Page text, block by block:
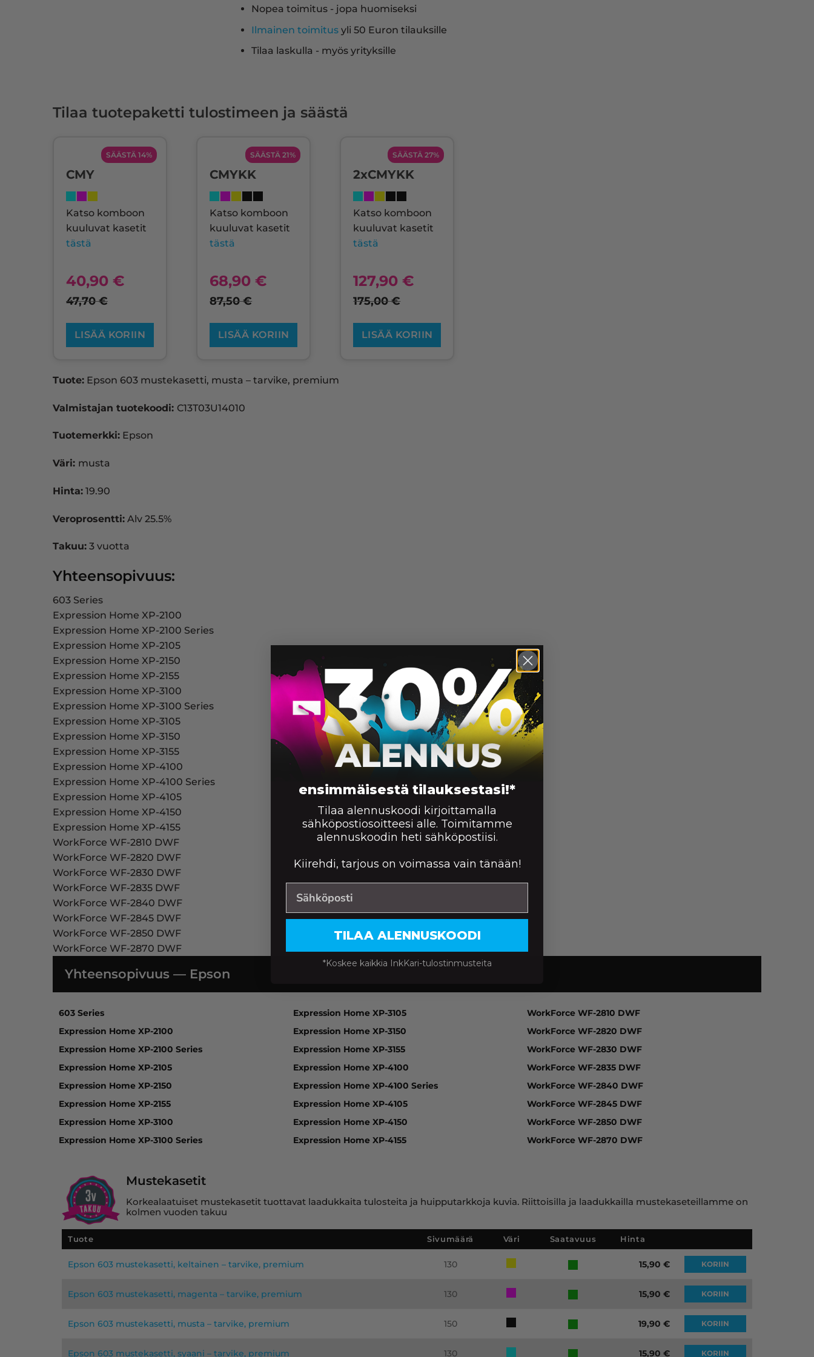
Nopea toimitus - jopa huomiseksi
Ilmainen toimitus yli 50 Euron tilauksille
Tilaa laskulla - myös yrityksille
Tilaa tuotepaketti tulostimeen ja säästä
SÄÄSTÄ 14%
CMY
Katso komboon
kuuluvat kasetit
tästä
40,90 €
47,70€
LISÄÄ KORIIN
SÄÄSTÄ 21%
CMYKK
Katso komboon
kuuluvat kasetit
tästä
68,90€
87,50€
LISÄÄ KORIIN
SÄÄSTÄ 27%
2xCMYKK
Katso komboon
kuuluvat kasetit
tästä
127,90€
175,00€
LISÄÄ KORIIN
Tuote: Epson 603 mustekasetti, musta – tarvike, premium
Valmistajan tuotekoodi: C13T03U14010
Tuotemerkki: Epson
Väri: musta
Hinta: 19.90
Veroprosentti: Alv 25.5%
Takuu: 3 vuotta
Yhteensopivuus:
603 Series
Expression Home XP-2100
Expression Home XP-2100 Series
Expression Home XP-2105
Expression Home XP-2150
Expression Home XP-2155
Expression Home XP-3100
Expression Home XP-3100 Series
Expression Home XP-3105
Expression Home XP-3150
Expression Home XP-3155
Expression Home XP-4100
Expression Home XP-4100 Series
Expression Home XP-4105
Expression Home XP-4150
Expression Home XP-4155
WorkForce WF-2810 DWF
WorkForce WF-2820 DWF
WorkForce WF-2830 DWF
WorkForce WF-2835 DWF
WorkForce WF-2840 DWF
WorkForce WF-2845 DWF
WorkForce WF-2850 DWF
WorkForce WF-2870 DWF
Yhteensopivuus — Epson
603 Series
Expression Home XP-2100
Expression Home XP-2100 Series
Expression Home XP-2105
Expression Home XP-2150
Expression Home XP-2155
Expression Home XP-3100
Expression Home XP-3100 Series
Expression Home XP-3105
Expression Home XP-3150
Expression Home XP-3155
Expression Home XP-4100
Expression Home XP-4100 Series
Expression Home XP-4105
Expression Home XP-4150
Expression Home XP-4155
WorkForce WF-2810 DWF
WorkForce WF-2820 DWF
WorkForce WF-2830 DWF
WorkForce WF-2835 DWF
WorkForce WF-2840 DWF
WorkForce WF-2845 DWF
WorkForce WF-2850 DWF
WorkForce WF-2870 DWF
Mustekasetit
Korkealaatuiset mustekasetit tuottavat laadukkaita tulosteita ja huipputarkkoja kuvia. Riittoisilla ja laadukkailla mustekaseteillamme on
kolmen vuoden takuu
Tuote Sivumäärä Väri Saatavuus Hinta
Epson 603 mustekasetti, keltainen – tarvike, premium 130 15,90€ KORIIN
Epson 603 mustekasetti, magenta – tarvike, premium 130 15,90€ KORIIN
Epson 603 mustekasetti, musta – tarvike, premium 150 19,90€ KORIIN
Epson 603 mustekasetti, syaani – tarvike, premium 130 15,90€ KORIIN
ensimmäisestä tilauksestasi!*
Tilaa alennuskoodi kirjoittamalla
sähköpostiosoitteesi alle. Toimitamme
alennuskoodin heti sähköpostiisi.
Kiirehdi, tarjous on voimassa vain tänään!
TILAA ALENNUSKOODI
*Koskee kaikkia InkKari-tulostinmusteita